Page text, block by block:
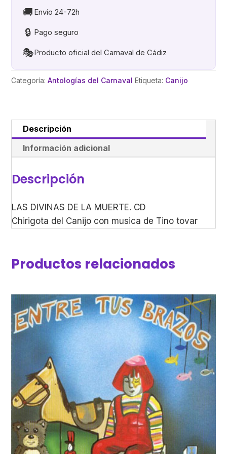
MUERTE
🚚 Envío 24-72h
🔒 Pago seguro
🎭Producto oficial del Carnaval de Cádiz
Categoría:Antologías del Carnaval Etiqueta: Canijo
Descripción
Información adicional
Descripción
LAS DIVINAS DE LA MUERTE. CD
Chirigota del Canijo con musica de Tino tovar
Productos relacionados